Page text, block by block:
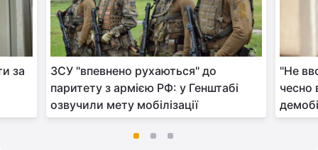
за
ЗСУ "впевнено рухаються" до
паритету з армією РФ: у Генштабі
озвучили мету мобілізації
"Не
чесно